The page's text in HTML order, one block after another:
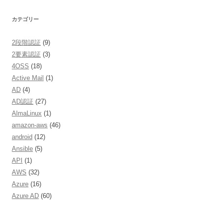
カテゴリー
2段階認証 (9)
2要素認証 (3)
4OSS (18)
Active Mail (1)
AD (4)
AD認証 (27)
AlmaLinux (1)
amazon-aws (46)
android (12)
Ansible (5)
API (1)
AWS (32)
Azure (16)
Azure AD (60)